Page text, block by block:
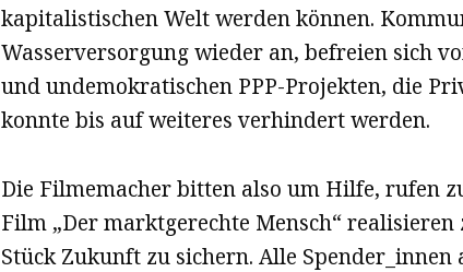
kapitalistischen Welt werden können.
Wasserversorgung wieder an, befreien sich
und undemokratischen PPP-Projekten, die
konnte bis auf weiteres verhindert werden.
Die Filmemacher bitten also um Hilfe, rufen
Film „Der marktgerechte Mensch“ realisieren
Stück Zukunft zu sichern. Alle Spender_innen